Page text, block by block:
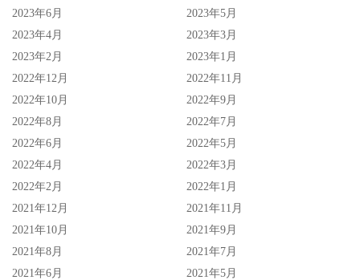
2023年6月
2023年5月
2023年4月
2023年3月
2023年2月
2023年1月
2022年12月
2022年11月
2022年10月
2022年9月
2022年8月
2022年7月
2022年6月
2022年5月
2022年4月
2022年3月
2022年2月
2022年1月
2021年12月
2021年11月
2021年10月
2021年9月
2021年8月
2021年7月
2021年6月
2021年5月